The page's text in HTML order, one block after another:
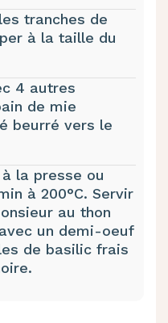
tranches de
à la taille du
4 autres
de mie
beurré vers le
la presse ou
à 200°C. Servir
au thon
un demi-oeuf
de basilic frais